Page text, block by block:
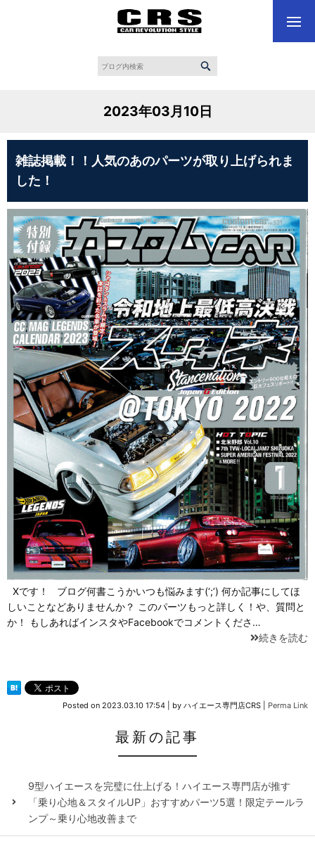
2023年03月10日
雑誌掲載！！人気のあのパーツが取り上げられま
した！
Xです！ ブログ何書こうかいつも悩みます(‘;’) 何か記事にしてほ
しいことなどありませんか？ このパーツもっと詳しく！や、質問と
か！ もしあればインスタやFacebookでコメントくださ…
続きを読む
Posted on 2023.03.10 17:54 by ハイエース専門店CRS Perma Link
最新の記事
9型ハイエースを完璧に仕上げる！ハイエース専門店が推す
「乗り心地＆スタイルUP」おすすめパーツ5選！限定テールラ
ンプ～乗り心地改善まで